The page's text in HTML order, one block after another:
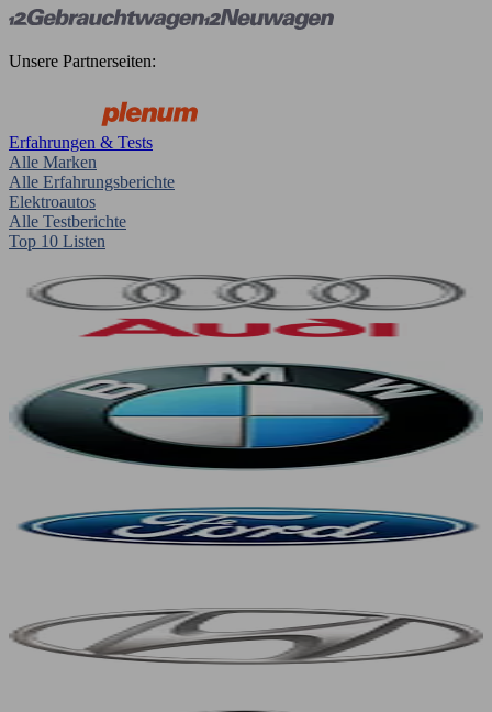
Unsere Partnerseiten:
Erfahrungen & Tests
Alle Marken
Alle Erfahrungsberichte
Elektroautos
Alle Testberichte
Top 10 Listen